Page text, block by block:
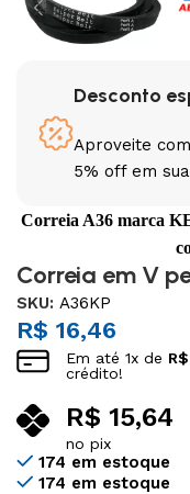
Desconto
Aproveite
5% off em
Correia A36 marca
Correia em V
SKU:A36KP
R$ 16,46
Em até1x de R$
crédito!
R$ 15,64
no pix
174 em estoque
174 em estoque